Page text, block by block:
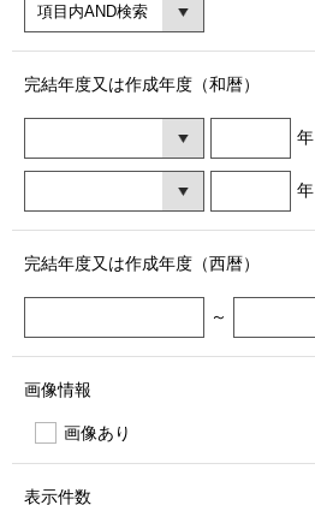
完結年度又は作成年度（和暦）
年
年
完結年度又は作成年度（西暦）
～
画像情報
画像あり
表示件数